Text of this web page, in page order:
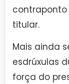
contraponto
titular.
Mais ainda
esdrúxulas
força do